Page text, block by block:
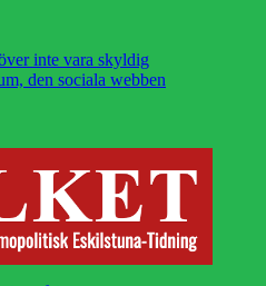
inte vara skyldig
den sociala webben